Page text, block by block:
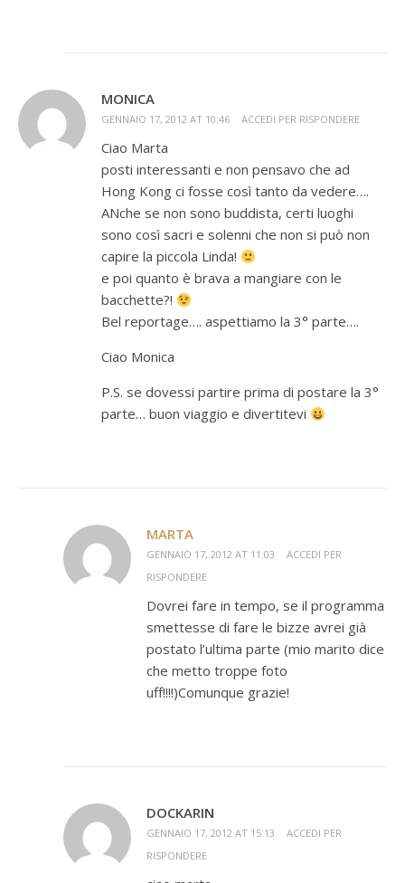
MONICA
GENNAIO 17, 2012 AT 10:46 ACCEDI PER RISPONDERE
Ciao Marta
posti interessanti e non pensavo che ad
Hong Kong ci fosse così tanto da vedere….
ANche se non sono buddista, certi luoghi
sono così sacri e solenni che non si può non
capire la piccola Linda!
e poi quanto è brava a mangiare con le
bacchette?!
Bel reportage…. aspettiamo la 3° parte….
Ciao Monica
P.S. se dovessi partire prima di postare la 3°
parte… buon viaggio e divertitevi
MARTA
GENNAIO 17, 2012 AT 11:03
ACCEDI PER
RISPONDERE
Dovrei fare in tempo, se il programma
smettesse di fare le bizze avrei già
postato l’ultima parte (mio marito dice
che metto troppe foto
uff!!!!)Comunque grazie!
DOCKARIN
GENNAIO 17, 2012 AT 15:13
ACCEDI PER
RISPONDERE